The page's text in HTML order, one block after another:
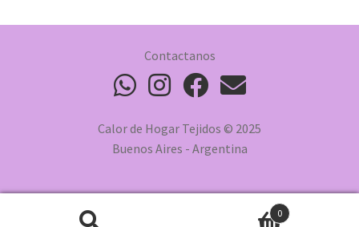
Contactanos
Calor de Hogar Tejidos © 2025
Buenos Aires - Argentina
0